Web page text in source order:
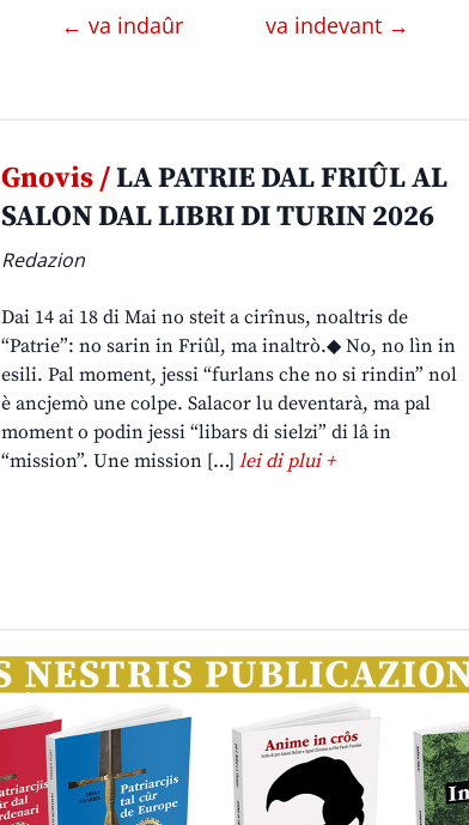
← va indaûr va indevant →
Gnovis /LA PATRIE DAL FRIÛL AL
SALON DAL LIBRI DI TURIN 2026
Redazion
Dai 14 ai 18 di Mai no steit a cirînus, noaltris de
“Patrie”: no sarin in Friûl, ma inaltrò.◆ No, no lìn in
esili. Pal moment, jessi “furlans che no si rindin” nol
è ancjemò une colpe. Salacor lu deventarà, ma pal
moment o podin jessi “libars di sielzi” di lâ in
“mission”. Une mission […] lei di plui +